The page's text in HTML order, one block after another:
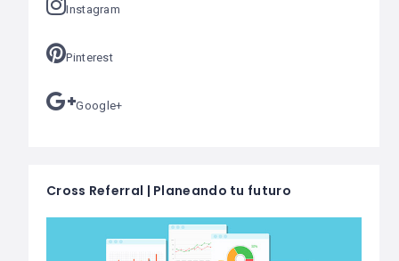
Instagram
Pinterest
Google+
Cross Referral | Planeando tu futuro